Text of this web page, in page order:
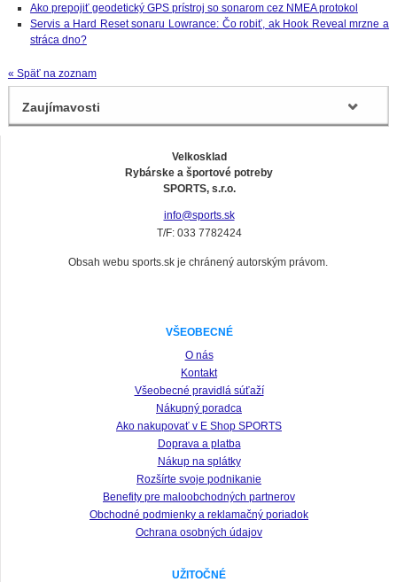
Ako prepojiť geodetický GPS prístroj so sonarom cez NMEA protokol
Servis a Hard Reset sonaru Lowrance: Čo robiť, ak Hook Reveal mrzne a
stráca dno?
« Späť na zoznam
Zaujímavosti
Velkosklad
Rybárske a športové potreby
SPORTS, s.r.o.
info@sports.sk
T/F: 033 7782424
Obsah webu sports.sk je chránený autorským právom.
VŠEOBECNÉ
O nás
Kontakt
Všeobecné pravidlá súťaží
Nákupný poradca
Ako nakupovať v E Shop SPORTS
Doprava a platba
Nákup na splátky
Rozšírte svoje podnikanie
Benefity pre maloobchodných partnerov
Obchodné podmienky a reklamačný poriadok
Ochrana osobných údajov
UŽITOČNÉ